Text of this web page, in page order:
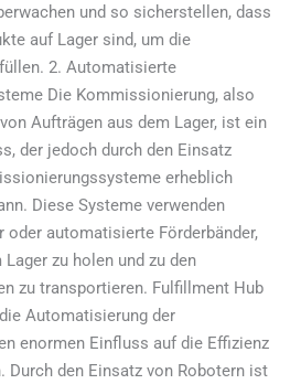
und so sicherstellen, dass
auf Lager sind, um die
2. Automatisierte
Die Kommissionierung, also
Aufträgen aus dem Lager, ist ein
der jedoch durch den Einsatz
erheblich
Diese Systeme verwenden
oder automatisierte Förderbänder,
zu holen und zu den
zu transportieren. Fulfillment Hub
Automatisierung der
enormen Einfluss auf die Effizienz
Durch den Einsatz von Robotern ist